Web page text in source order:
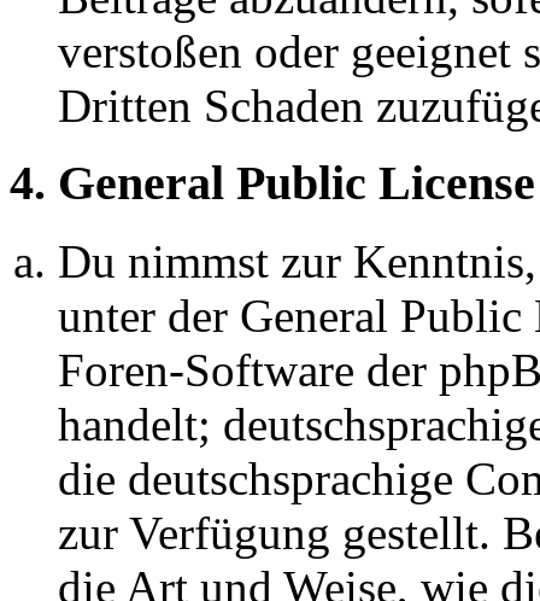
verstoßen oder geeignet
Dritten Schaden
4. General Public License
Du nimmst zur
unter der General
Foren-Software der
handelt;
die deutschsprachige
zur Verfügung gestellt.
die Art und Weise, wie